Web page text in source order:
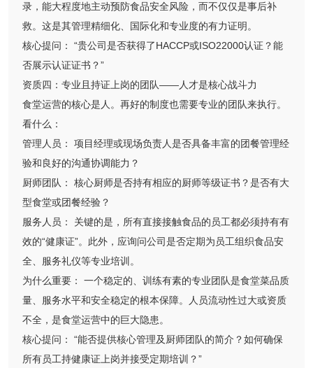
录，能大程度地主动预防食品安全风险，而不仅仅是事后补
救。这是其管理精细化、国际化和专业度的有力证明。
核心提问： “贵公司是否获得了HACCP或ISO22000认证？能
否展示认证证书？”
资质四：专业且持证上岗的团队——人才是核心战斗力
食堂运营的核心是人。再好的制度也需要专业的团队来执行。
看什么：
管理人员： 项目经理或现场负责人是否具备丰富的团餐管理经
验和良好的沟通协调能力？
厨师团队： 核心厨师是否持有相应的厨师等级证书？是否有大
型食堂或团餐经验？
服务人员： 关键的是，所有直接接触食品的员工都必须持有有
效的“健康证”。此外，应询问公司是否定期为员工组织食品安
全、服务礼仪等专业培训。
为什么重要： 一个稳定的、训练有素的专业团队是食堂菜品质
量、服务水平和安全稳定的根本保障。人员流动性过大或资质
不全，是食堂运营中的巨大隐患。
核心提问： “能否提供核心管理及厨师团队的简介？如何确保
所有员工持健康证上岗并接受定期培训？”